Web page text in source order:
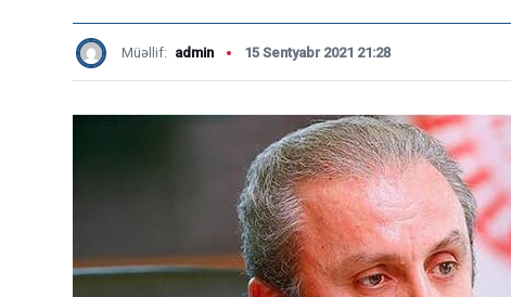
Müəllif: admin 15 Sentyabr 2021 21:28